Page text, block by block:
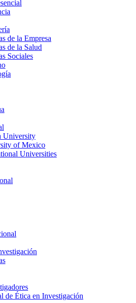
de la Empresa
de la Salud
Sociales
University
of Mexico
Universities
de Ética en Investigación